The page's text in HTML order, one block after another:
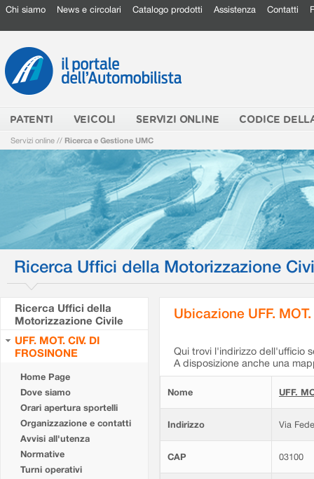
Chi siamo News e circolari Catalogo prodotti Assistenza Contatti
PATENTI VEICOLI SERVIZI ONLINE CODICE
Servizi online // Ricerca e Gestione UMC
Ricerca Uffici della Motorizzazione
Ricerca Uffici della
Motorizzazione Civile
UFF. MOT. CIV. DI
FROSINONE
Home Page
Dove siamo
Orari apertura sportelli
Organizzazione e contatti
Avvisi all'utenza
Normative
Turni operativi
Ubicazione UFF.
Qui trovi l'indirizzo dell'ufficio
A disposizione anche una
Nome UFF.
Indirizzo Via
CAP 03100